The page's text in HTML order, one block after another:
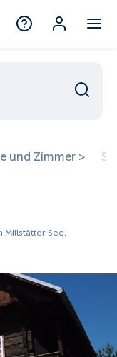
und Zimmer >
Millstätter See,